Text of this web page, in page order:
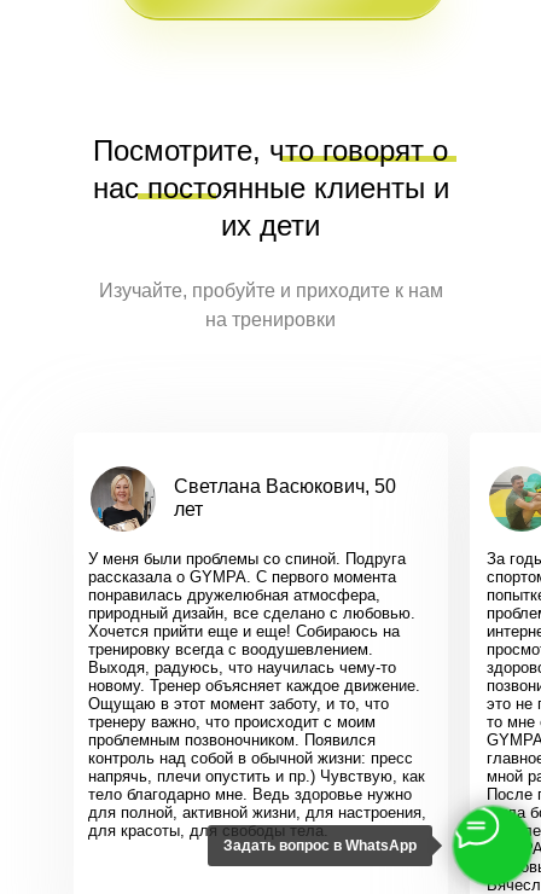
ВИДЫ УСЛУГ И СТОИМОСТЬ
Посмотрите, что говорят о
нас постоянные клиенты и
их дети
Изучайте, пробуйте и приходите к нам
на тренировки
Светлана Васюкович, 50
лет
У меня были проблемы со спиной. Подруга
рассказала о GYMPA. С первого момента
понравилась дружелюбная атмосфера,
природный дизайн, все сделано с любовью.
Хочется прийти еще и еще! Собираюсь на
тренировку всегда с воодушевлением.
Выходя, радуюсь, что научилась чему-то
новому. Тренер объясняет каждое движение.
Ощущаю в этот момент заботу, и то, что
тренеру важно, что происходит с моим
проблемным позвоночником. Появился
контроль над собой в обычной жизни: пресс
напрячь, плечи опустить и пр.) Чувствую, как
тело благодарно мне. Ведь здоровье нужно
для полной, активной жизни, для настроения,
для красоты, для свободы тела.
За
это не
то мне
мной
После
ушла
из
Задать вопрос в WhatsApp